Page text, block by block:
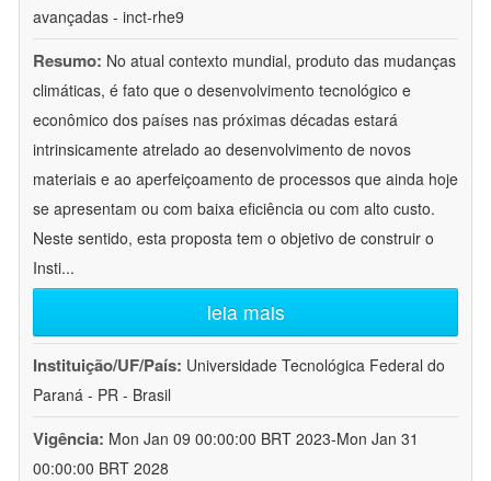
avançadas - inct-rhe9
Resumo: No atual contexto mundial, produto das mudanças
climáticas, é fato que o desenvolvimento tecnológico e
econômico dos países nas próximas décadas estará
intrinsicamente atrelado ao desenvolvimento de novos
materiais e ao aperfeiçoamento de processos que ainda hoje
se apresentam ou com baixa eficiência ou com alto custo.
Neste sentido, esta proposta tem o objetivo de construir o
Insti...
leia mais
Instituição/UF/País: Universidade Tecnológica Federal do
Paraná - PR - Brasil
Vigência: Mon Jan 09 00:00:00 BRT 2023-Mon Jan 31
00:00:00 BRT 2028